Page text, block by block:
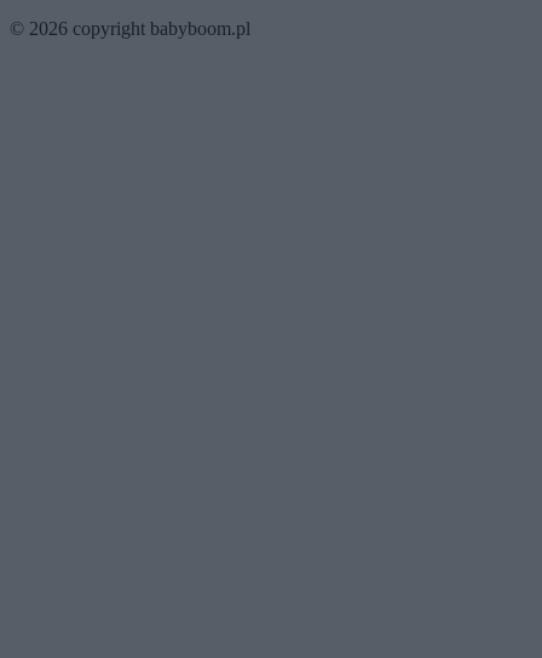
© 2026 copyright babyboom.pl